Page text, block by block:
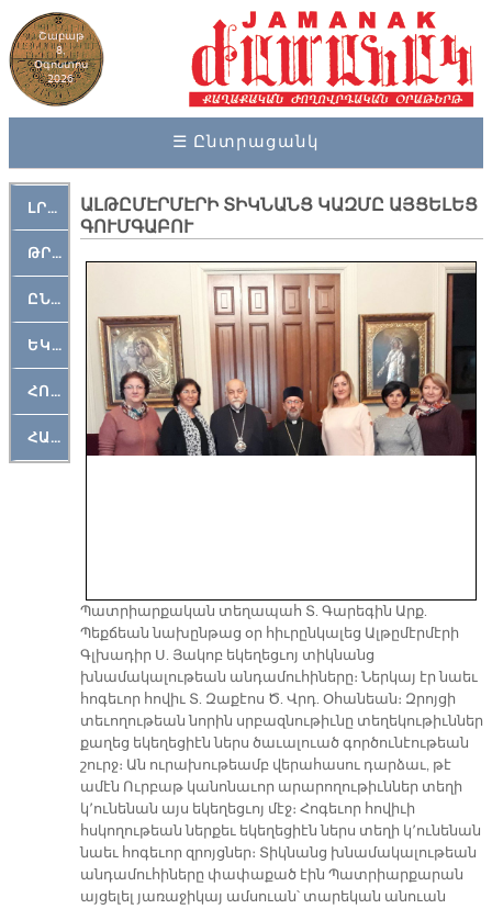
Շաբաթ
8,
Օգոստոս
2026
☰ Ընտրացանկ
ԼՐԱՀՈՍ
ԹՐՔԱՀԱՅ ԿԵԱՆՔ
ԸՆԿԵՐԱՄՇԱԿՈՒԹԱՅԻՆ
ԵԿԵՂԵՑԱԿԱՆ
ՀՈԳԵՄՏԱՒՈՐ
ՀԱՐԹԱԿ
ԱԼԹԸՄԷՐՄԷՐԻ ՏԻԿՆԱՆՑ ԿԱԶՄԸ ԱՅՑԵԼԵՑ
ԳՈՒՄԳԱԲՈՒ
Պատրիարքական տեղապահ Տ. Գարեգին Արք.
Պեքճեան նախընթաց օր հիւրընկալեց Ալթըմէրմէրի
Գլխադիր Ս. Յակոբ եկեղեցւոյ տիկնանց
խնամակալութեան անդամուհիները։ Ներկայ էր նաեւ
հոգեւոր հովիւ Տ. Զաքէոս Ծ. Վրդ. Օհանեան։ Զրոյցի
տեւողութեան նորին սրբազնութիւնը տեղեկութիւններ
քաղեց եկեղեցիէն ներս ծաւալուած գործունէութեան
շուրջ։ Ան ուրախութեամբ վերահասու դարձաւ, թէ
ամէն Ուրբաթ կանոնաւոր արարողութիւններ տեղի
կ՚ունենան այս եկեղեցւոյ մէջ։ Հոգեւոր հովիւի
հսկողութեան ներքեւ եկեղեցիէն ներս տեղի կ՚ունենան
նաեւ հոգեւոր զրոյցներ։ Տիկնանց խնամակալութեան
անդամուհիները փափաքած էին Պատրիարքարան
այցելել յառաջիկայ ամսուան՝ տարեկան անուան